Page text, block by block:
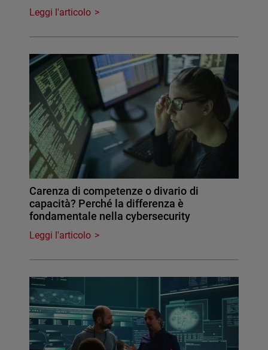
Leggi l'articolo
Carenza di competenze o divario di
capacità? Perché la differenza è
fondamentale nella cybersecurity
Leggi l'articolo